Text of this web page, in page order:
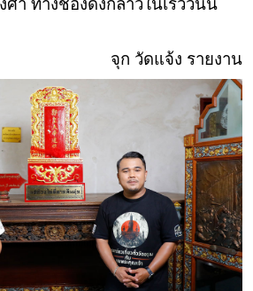
ศา ทางช่องดังกล่าวในเร็ววันนี้
จุก วัดแจ้ง รายงาน